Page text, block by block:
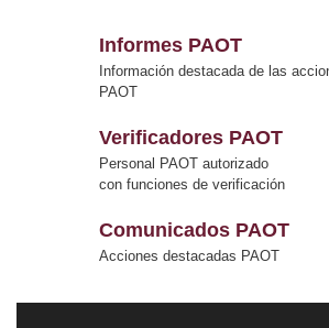
Informes PAOT
Información destacada de las
PAOT
Verificadores PAOT
Personal PAOT autorizado
con funciones de verificación
Comunicados PAOT
Acciones destacadas PAOT